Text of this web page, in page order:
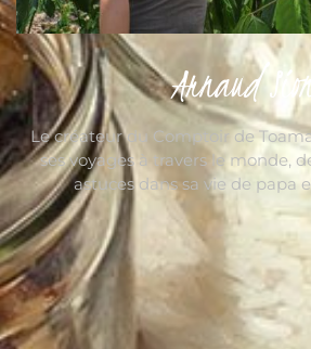
Arnaud
Le créateur du Comptoir de
ses voyages à travers le monde,
astuces dans sa vie de papa